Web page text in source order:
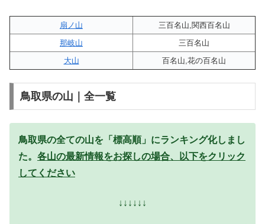
扇ノ山
三百名山,関西百名山
那岐山
三百名山
大山
百名山,花の百名山
鳥取県の山｜全一覧
鳥取県の全ての山を「標高順」にランキング化しまし
た。 各山の最新情報をお探しの場合、以下をクリック
してください
↓↓↓↓↓↓